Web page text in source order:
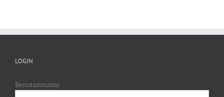
LOGIN
Benutzername